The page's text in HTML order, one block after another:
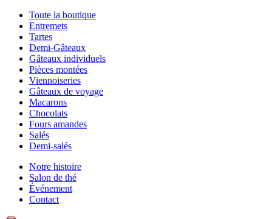
Toute la boutique
Entremets
Tartes
Demi-Gâteaux
Gâteaux individuels
Pièces montées
Viennoiseries
Gâteaux de voyage
Macarons
Chocolats
Fours amandes
Salés
Demi-salés
Notre histoire
Salon de thé
Événement
Contact